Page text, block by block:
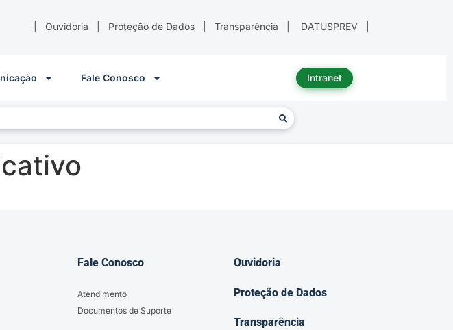
Ouvidoria Proteção de Dados Transparência DATUSPREV
Fale Conosco Intranet
Fale Conosco
Atendimento
Documentos de Suporte
Ouvidoria
Proteção de Dados
Transparência